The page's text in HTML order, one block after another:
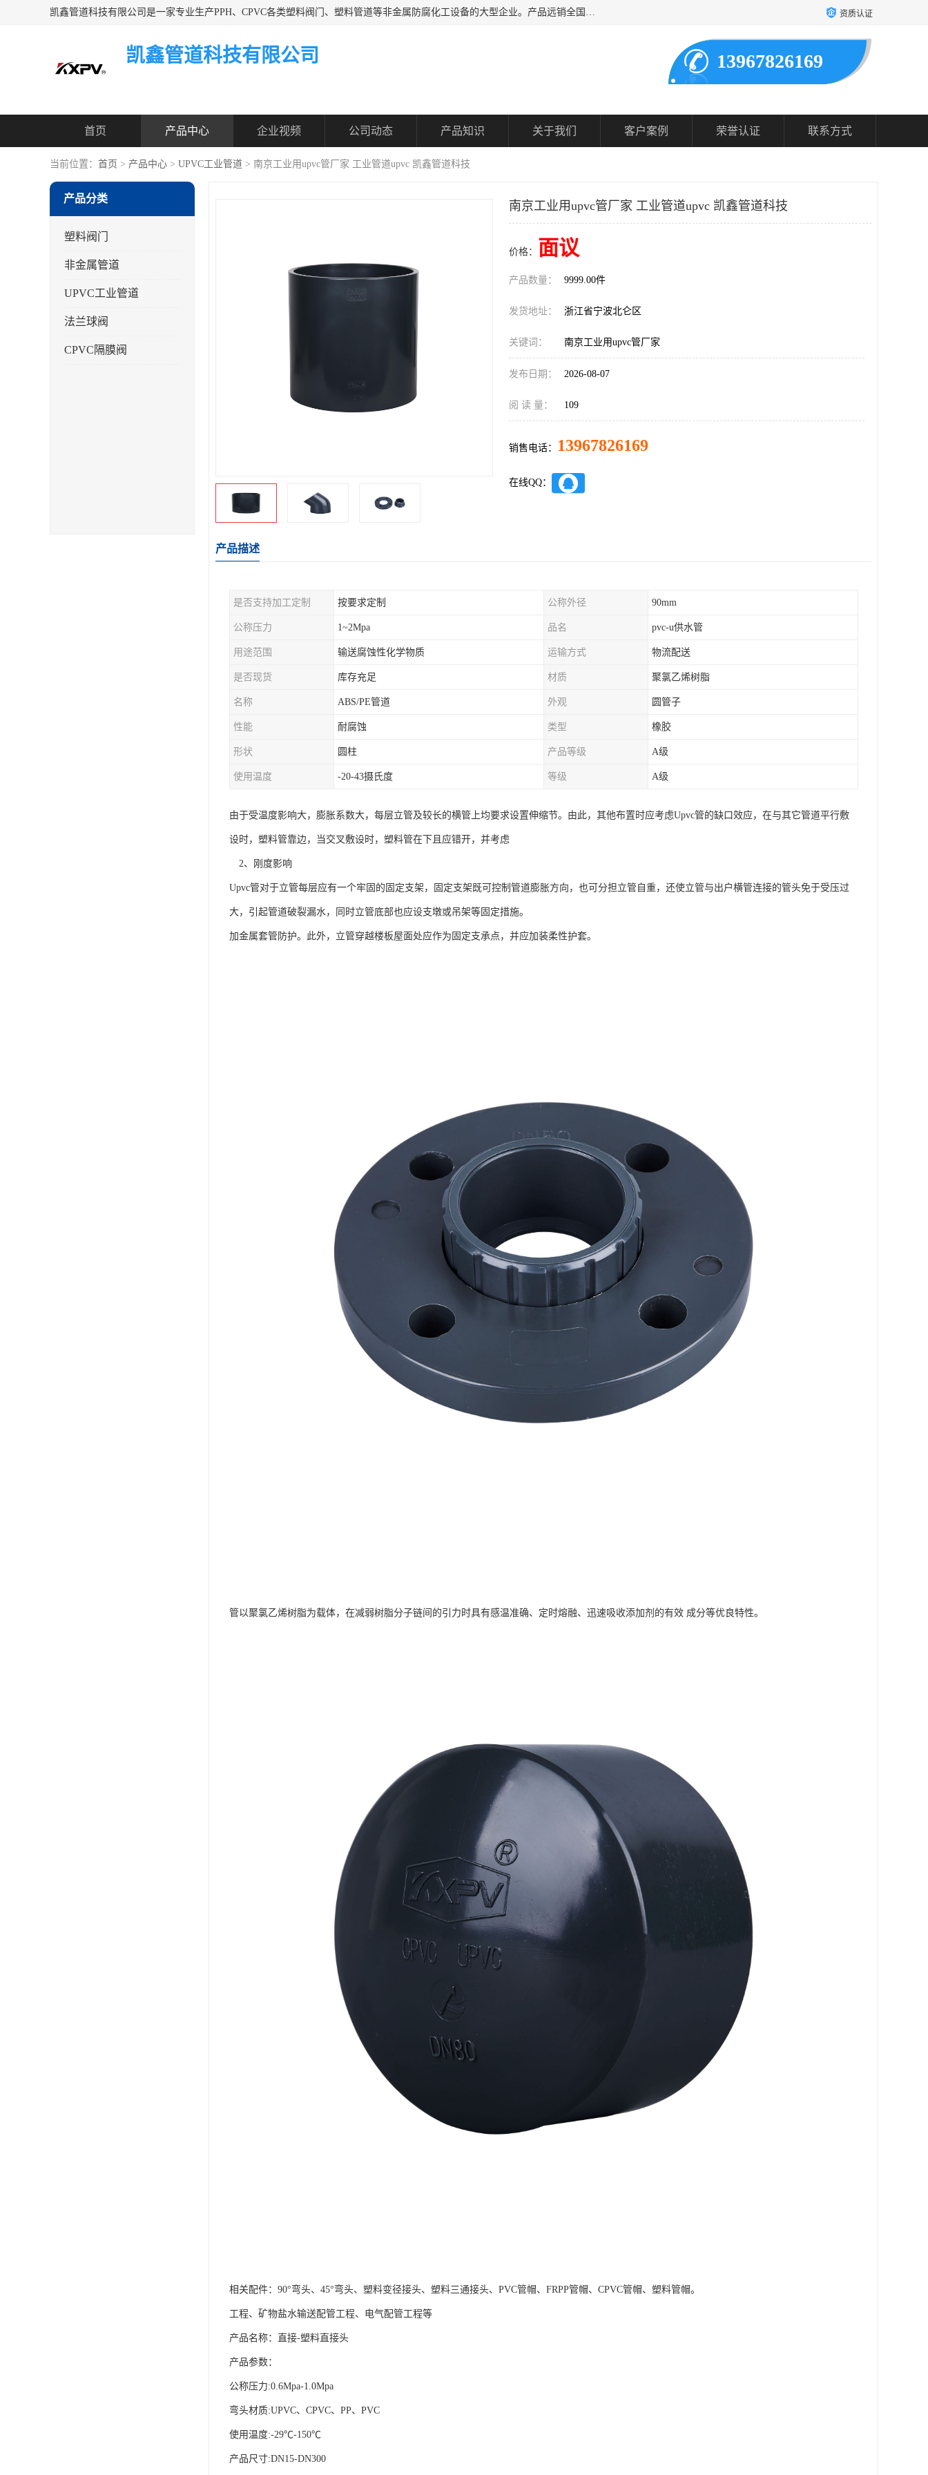
凯鑫管道科技有限公司是一家专业生产PPH、CPVC各类塑料阀门、塑料管道等非金属防腐化工设备的大型企业。产品远销全国三十一个省、市、自治区,广泛应用于化工、石油、氯碱、染料、制药、农药等行业，深受广大用户欢迎，是目前国内生产化工泵、阀门规模较大的生产基地之一。 资质认证
凯鑫管道科技有限公司 13967826169
首页 产品中心 企业视频 公司动态 产品知识 关于我们 客户案例 荣誉认证 联系方式
当前位置： 首页 > 产品中心 > UPVC工业管道 > 南京工业用upvc管厂家 工业管道upvc 凯鑫管道科技
产品分类
塑料阀门
非金属管道
UPVC工业管道
法兰球阀
CPVC隔膜阀
南京工业用upvc管厂家 工业管道upvc 凯鑫管道科技
价格： 面议
产品数量： 9999.00件
发货地址： 浙江省宁波北仑区
关键词： 南京工业用upvc管厂家
发布日期： 2026-08-07
阅 读 量： 109
销售电话： 13967826169
在线QQ：
产品描述
是否支持加工定制 按要求定制 公称外径 90mm
公称压力 1~2Mpa 品名 pvc-u供水管
用途范围 输送腐蚀性化学物质 运输方式 物流配送
是否现货 库存充足 材质 聚氯乙烯树脂
名称 ABS/PE管道 外观 圆管子
性能 耐腐蚀 类型 橡胶
形状 圆柱 产品等级 A级
使用温度 -20-43摄氏度 等级 A级
由于受温度影响大，膨胀系数大，每层立管及较长的横管上均要求设置伸缩节。由此，其他布置时应考虑Upvc管的缺口效应，在与其它管道平行敷
设时，塑料管靠边，当交叉敷设时，塑料管在下且应错开，并考虑
2、刚度影响
Upvc管对于立管每层应有一个牢固的固定支架，固定支架既可控制管道膨胀方向，也可分担立管自重，还使立管与出户横管连接的管头免于受压过
大，引起管道破裂漏水，同时立管底部也应设支墩或吊架等固定措施。
加金属套管防护。此外，立管穿越楼板屋面处应作为固定支承点，并应加装柔性护套。
管以聚氯乙烯树脂为载体，在减弱树脂分子链间的引力时具有感温准确、定时熔融、迅速吸收添加剂的有效 成分等优良特性。
相关配件：90°弯头、45°弯头、塑料变径接头、塑料三通接头、PVC管帽、FRPP管帽、CPVC管帽、塑料管帽。
工程、矿物盐水输送配管工程、电气配管工程等
产品名称：直接-塑料直接头
产品参数：
公称压力:0.6Mpa-1.0Mpa
弯头材质:UPVC、CPVC、PP、PVC
使用温度:-29℃-150℃
产品尺寸:DN15-DN300